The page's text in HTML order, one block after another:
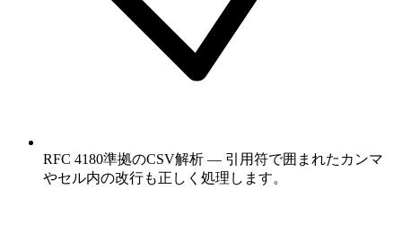
RFC 4180準拠のCSV解析 — 引用符で囲まれたカンマ
やセル内の改行も正しく処理します。